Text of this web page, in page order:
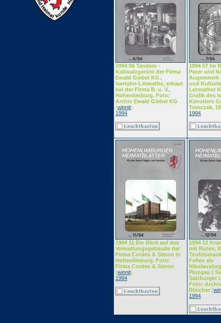
1994 06 Tandem -
Kaltwalzgerüst der Firma
Ewald Giebel KG.,
Iserlohn-Letmathe, erbaut
bei der Firma B. u. V.,
Hohenlimburg. Foto:
Archiv Ewald Giebel KG
(winnit)
1994
1994 07 Im
Pater und
Augenmerk
und
Letmather
Grafik des
Künstlers
Tomczak,
1994
1994 11 Ein Blick auf das
Verwaltungsgebäude der
Firma Cordes & Simon in
Hohenlimburg. Foto:
Firma Cordes & Simon
(winnit)
1994
1994 12
mit Ruten,
Fellen als
Pinzgau (
Salzburger
Foto:
Bleicher (
1994